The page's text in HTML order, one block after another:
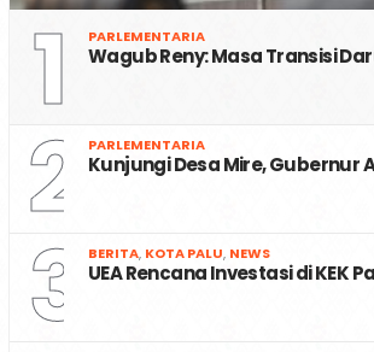
1 PARLEMENTARIA
Wagub Reny: Masa Transisi
2 PARLEMENTARIA
Kunjungi Desa Mire, Gubernur
3 BERITA, KOTA PALU, NEWS
UEA Rencana Investasi di KEK